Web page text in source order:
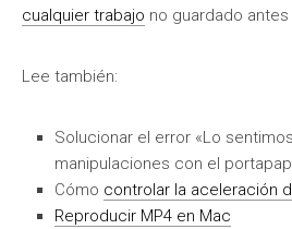
cualquier trabajo no guardado
Lee también:
Solucionar el error «Lo
manipulaciones con el
Cómo controlar la aceleración
Reproducir MP4 en Mac